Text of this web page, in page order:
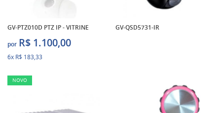
GV-PTZ010D PTZ IP - VITRINE
por R$ 1.100,00
6x R$ 183,33
GV-QSD5731-IR
NOVO